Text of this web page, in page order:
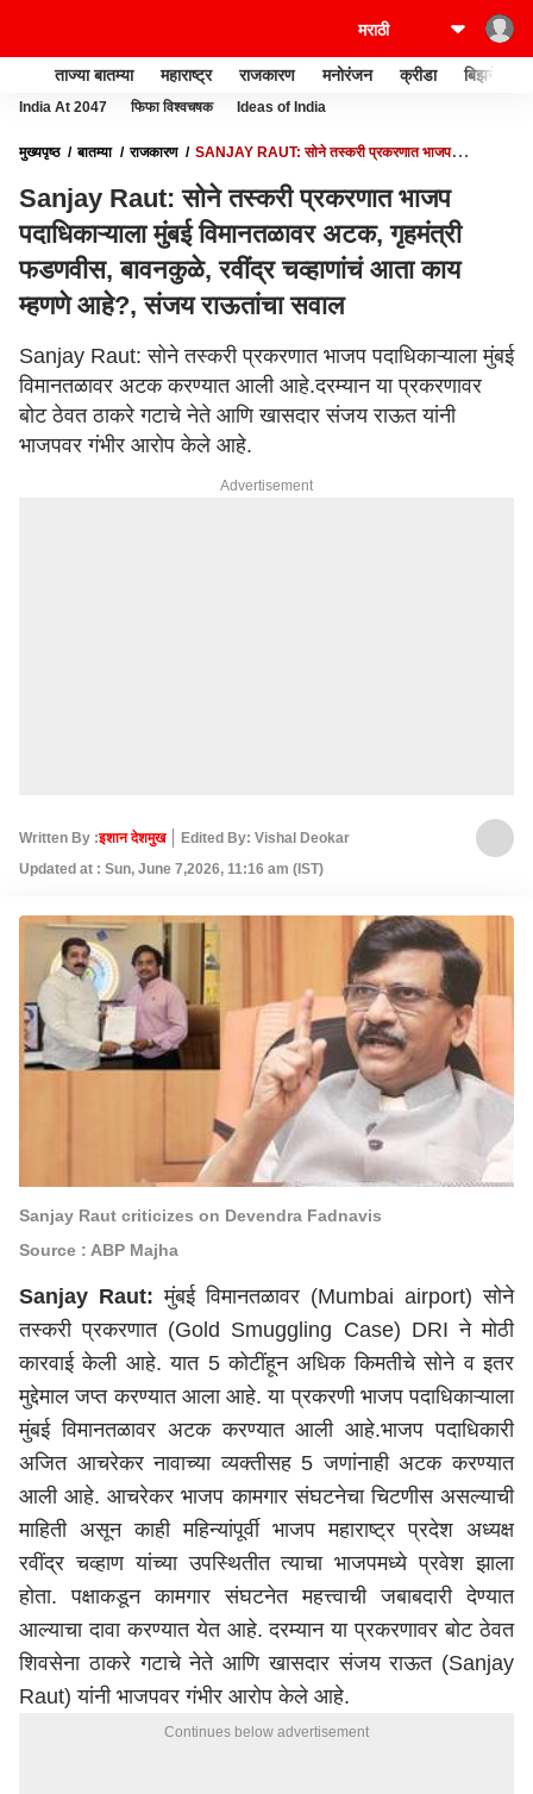
ताज्या बातम्या महाराष्ट्र राजकारण मनोरंजन क्रीडा बिझनेस
India At 2047 फिफा विश्वचषक Ideas of India
मुख्यपृष्ठ बातम्या राजकारण
SANJAY RAUT: सोने तस्करी प्रकरणात भाजप
म्हणणे आहे?, संजय राऊतांचा सवाल
Sanjay Raut: सोने तस्करी प्रकरणात भाजप
पदाधिकाऱ्याला मुंबई विमानतळावर अटक, गृहमंत्री
फडणवीस, बावनकुळे, रवींद्र चव्हाणांचं आता काय
म्हणणे आहे?, संजय राऊतांचा सवाल
Sanjay Raut: सोने तस्करी प्रकरणात भाजप पदाधिकाऱ्याला मुंबई
विमानतळावर अटक करण्यात आली आहे.दरम्यान या प्रकरणावर
बोट ठेवत ठाकरे गटाचे नेते आणि खासदार संजय राऊत यांनी
भाजपवर गंभीर आरोप केले आहे.
Advertisement
Written By :इशान देशमुख
Edited By: Vishal Deokar
Updated at : Sun, June 7,2026, 11:16 am (IST)
Sanjay Raut criticizes on Devendra Fadnavis
Source : ABP Majha
Sanjay Raut:मुंबई विमानतळावर (Mumbai airport) सोने
तस्करी प्रकरणात (Gold Smuggling Case) DRIनेमोठी
कारवाईकेली आहे.यात5 कोटींहून अधिक किमतीचे सोने व इतर
मुद्देमाल जप्तकरण्यात आला आहे.या प्रकरणीभाजप पदाधिकाऱ्याला
मुंबई विमानतळावर अटककरण्यात आली आहे.भाजप पदाधिकारी
अजित आचरेकर नावाच्या व्यक्तीसह 5 जणांनाहीअटककरण्यात
आली आहे. आचरेकर भाजप कामगार संघटनेचा चिटणीस असल्याची
माहिती असूनकाही महिन्यांपूर्वी भाजप महाराष्ट्र प्रदेश अध्यक्ष
रवींद्र चव्हाण यांच्या उपस्थितीतत्याचाभाजपमध्ये प्रवेशझाला
होता. पक्षाकडून कामगार संघटनेत महत्त्वाची जबाबदारी देण्यात
आल्याचा दावाकरण्यात येत आहे.दरम्यान या प्रकरणावर बोट ठेवत
शिवसेना ठाकरे गटाचे नेते आणि खासदार संजय राऊत(Sanjay
Raut)यांनी भाजपवर गंभीर आरोप केले आहे.
Continues below advertisement